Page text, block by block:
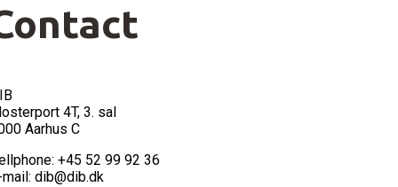
4T, 3. sal
Aarhus C
+45 52 99 92 36
mail: dib@dib.dk